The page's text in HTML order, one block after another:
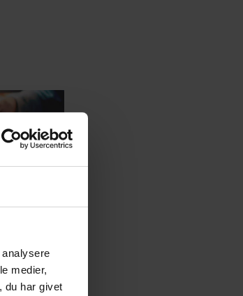
medier,
du har givet